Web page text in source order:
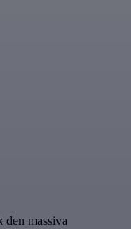
den massiva